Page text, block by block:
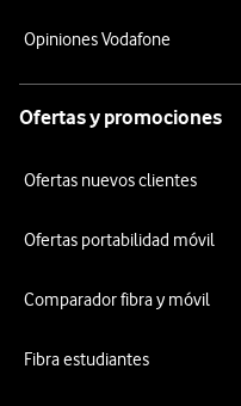
Opiniones Vodafone
Ofertas y promociones
Ofertas nuevos clientes
Ofertas portabilidad móvil
Comparador fibra y móvil
Fibra estudiantes